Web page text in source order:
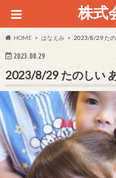
株式
HOME はなえみ 2023/8/29 た
2023.08.29
2023/8/29 たのしい